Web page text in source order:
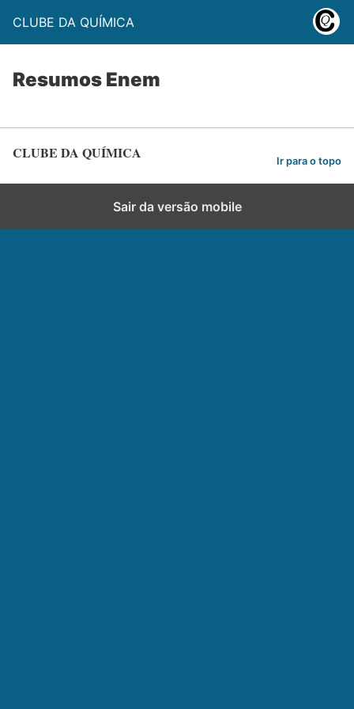
CLUBE DA QUÍMICA
Resumos Enem
CLUBE DA QUÍMICA Ir para o topo
Sair da versão mobile